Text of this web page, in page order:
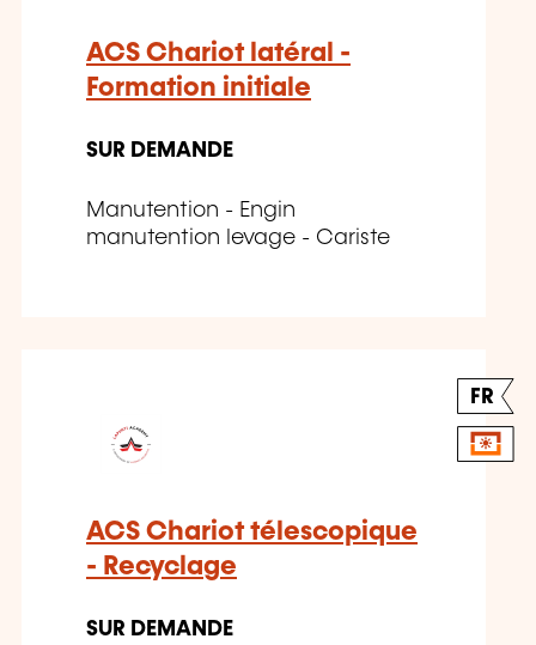
ACS Chariot latéral -
Formation initiale
SUR DEMANDE
Manutention - Engin
manutention levage - Cariste
FR
ACS Chariot télescopique
- Recyclage
SUR DEMANDE